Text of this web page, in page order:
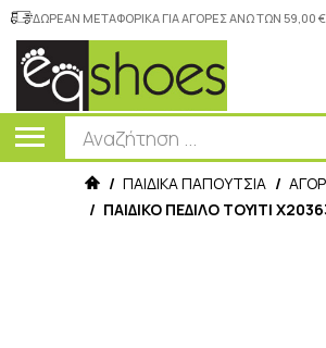
ΔΩΡΕΑΝ ΜΕΤΑΦΟΡΙΚΑ ΓΙΑ ΑΓΟΡΕΣ ΑΝΩ ΤΩΝ 59,00 €
/ ΠΑΙΔΙΚΑ ΠΑΠΟΥΤΣΙΑ /
/ ΠΑΙΔΙΚΟ ΠΕΔΙΛΟ ΤΟΥΙΤΙ